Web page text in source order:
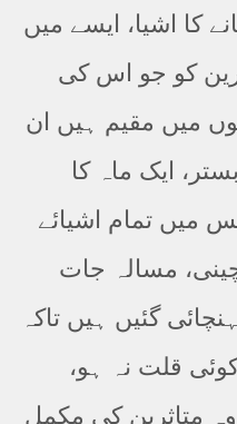
کا اشیا، ایسے میں
کو جو اس کی
میں مقیم ہیں ان
ایک ماہ کا
میں تمام اشیائے
چینی، مسالہ جات
گئیں ہیں تاکہ
کوئی قلت نہ ہو،
متاثرین کی مکمل